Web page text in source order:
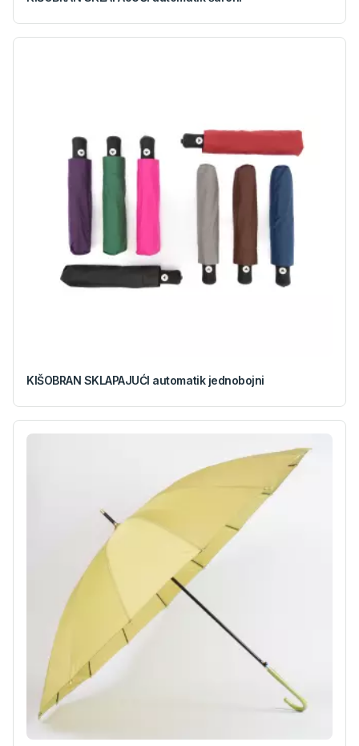
KIŠOBRAN SKLAPAJUĆI automatik jednobojni